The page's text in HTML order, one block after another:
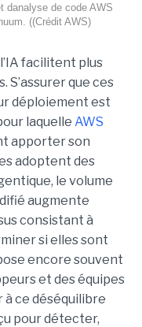
danalyse de code AWS
((Crédit AWS)
facilitent plus
S’assurer que ces
déploiement est
laquelle AWS
apporter son
adoptent des
, le volume
augmente
consistant à
si elles sont
encore souvent
et des équipes
à ce déséquilibre
pour détecter,